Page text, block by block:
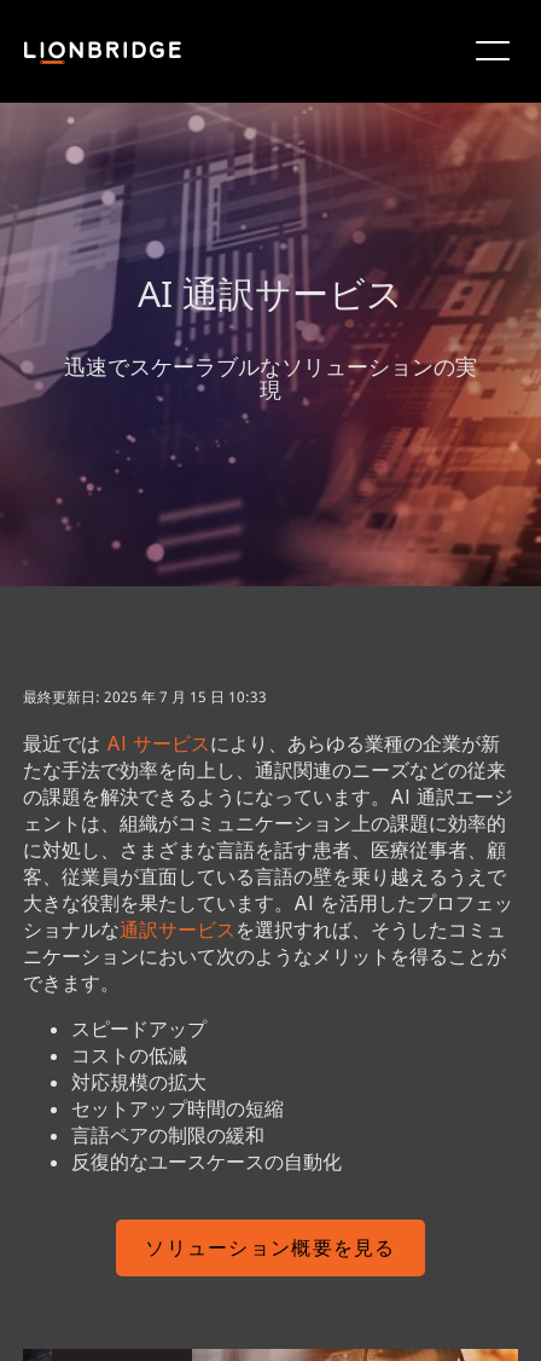
AI 通訳サービス
迅速でスケーラブルなソリューションの実
現
最終更新日: 2025 年 7 月 15 日 10:33
最近では AI サービスにより、あらゆる業種の企業が新
たな手法で効率を向上し、通訳関連のニーズなどの従来
の課題を解決できるようになっています。AI 通訳エージ
ェントは、組織がコミュニケーション上の課題に効率的
に対処し、さまざまな言語を話す患者、医療従事者、顧
客、従業員が直面している言語の壁を乗り越えるうえで
大きな役割を果たしています。AI を活用したプロフェッ
ショナルな通訳サービス を選択すれば、そうしたコミュ
ニケーションにおいて次のようなメリットを得ることが
できます。
スピードアップ
コストの低減
対応規模の拡大
セットアップ時間の短縮
言語ペアの制限の緩和
反復的なユースケースの自動化
ソリューション概要を見る